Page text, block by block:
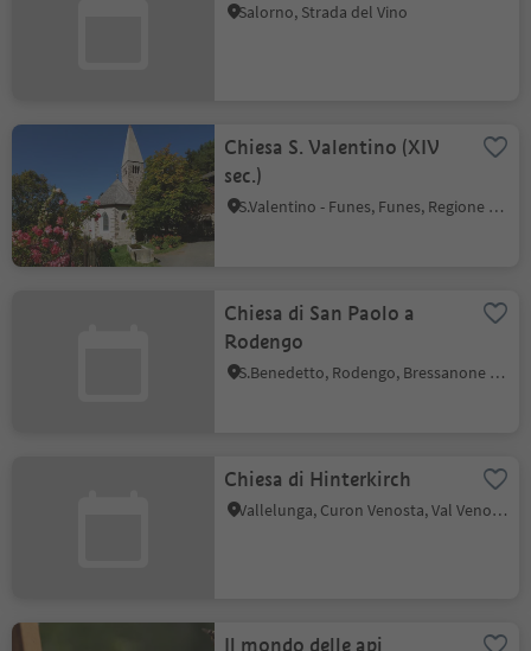
Salorno, Strada del Vino
Chiesa S. Valentino (XIV
sec.)
S.Valentino - Funes, Funes, Regione dolomitica Luson Val di Funes
Chiesa di San Paolo a
Rodengo
S.Benedetto, Rodengo, Bressanone e dintorni
Chiesa di Hinterkirch
Vallelunga, Curon Venosta, Val Venosta
Il mondo delle api